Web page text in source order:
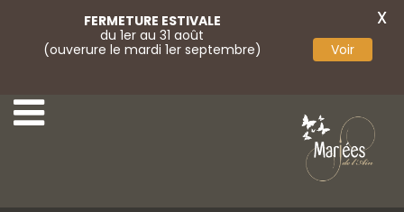
FERMETURE ESTIVALE
du 1er au 31 août
(ouverure le mardi 1er septembre)
Voir
X